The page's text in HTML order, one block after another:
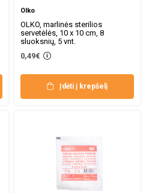
Olko
OLKO, marlinės sterilios
servetėlės, 10 x 10 cm, 8
sluoksnių, 5 vnt.
0,49€
Įdėti į krepšelį